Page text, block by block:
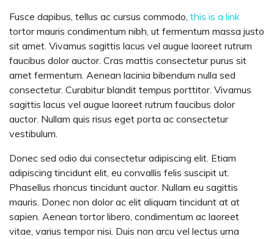
Fusce dapibus, tellus ac cursus commodo, this is a link
tortor mauris condimentum nibh, ut fermentum massa justo
sit amet. Vivamus sagittis lacus vel augue laoreet rutrum
faucibus dolor auctor. Cras mattis consectetur purus sit
amet fermentum. Aenean lacinia bibendum nulla sed
consectetur. Curabitur blandit tempus porttitor. Vivamus
sagittis lacus vel augue laoreet rutrum faucibus dolor
auctor. Nullam quis risus eget porta ac consectetur
vestibulum.
Donec sed odio dui consectetur adipiscing elit. Etiam
adipiscing tincidunt elit, eu convallis felis suscipit ut.
Phasellus rhoncus tincidunt auctor. Nullam eu sagittis
mauris. Donec non dolor ac elit aliquam tincidunt at at
sapien. Aenean tortor libero, condimentum ac laoreet
vitae, varius tempor nisi. Duis non arcu vel lectus urna